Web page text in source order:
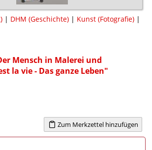
| DHM (Geschichte) | Kunst (Fotografie) |
Mensch in Malerei und
la vie - Das ganze Leben"
Zum Merkzettel hinzufügen